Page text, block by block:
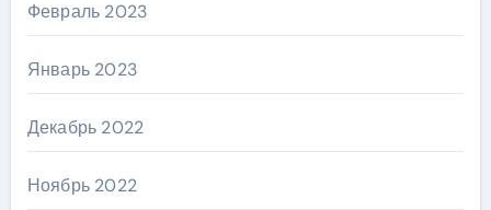
Февраль 2023
Январь 2023
Декабрь 2022
Ноябрь 2022